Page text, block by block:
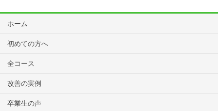
ホーム
初めての方へ
全コース
改善の実例
卒業生の声